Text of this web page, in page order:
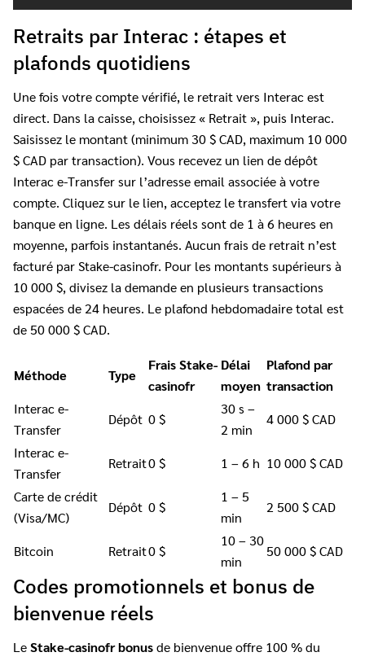
Retraits par Interac : étapes et
plafonds quotidiens
Une fois votre compte vérifié, le retrait vers Interac est
direct. Dans la caisse, choisissez « Retrait », puis Interac.
Saisissez le montant (minimum 30 $ CAD, maximum 10 000
$ CAD par transaction). Vous recevez un lien de dépôt
Interac e-Transfer sur l’adresse email associée à votre
compte. Cliquez sur le lien, acceptez le transfert via votre
banque en ligne. Les délais réels sont de 1 à 6 heures en
moyenne, parfois instantanés. Aucun frais de retrait n’est
facturé par Stake-casinofr. Pour les montants supérieurs à
10 000 $, divisez la demande en plusieurs transactions
espacées de 24 heures. Le plafond hebdomadaire total est
de 50 000 $ CAD.
Méthode Type
Frais Stake-
casinofr
Délai
moyen
Plafond par
transaction
Interac e-
Transfer
Dépôt 0 $
30 s –
2 min
4 000 $ CAD
Interac e-
Transfer
Retrait0 $ 1 – 6 h 10 000 $ CAD
Carte de crédit
(Visa/MC)
Dépôt 0 $
1 – 5
min
2 500 $ CAD
Bitcoin Retrait0 $
10 – 30
min
50 000 $ CAD
Codes promotionnels et bonus de
bienvenue réels
LeStake-casinofr bonusde bienvenue offre 100 % du